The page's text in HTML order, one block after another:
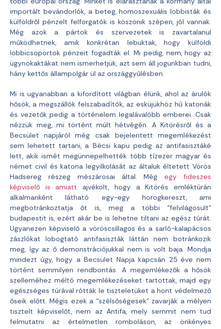
importált bevándorlók, a beteg, homoszexuális lobbisták és
külföldről pénzelt felforgatók is köszönik szépen, jól vannak.
Még azok a pártok és szervezetek is zavartalanul
működhetnek, amik konkrétan lebuktak, hogy külföldi
lobbicsoportok pénzeit fogadták el. Mi pedig, nem, hogy az
ügynökaktákat nem ismerhetjük, azt sem áll jogunkban tudni,
hány kettős állampolgár ül az országgyűlésben.
Mi is ugyanabban a kifordított világban élünk, ahol az árulók
hősök, a megszállók felszabadítók, az esküjükhöz hű katonák
és vezetők pedig a történelem legalávalóbb emberei. Csak
nézzük meg, mi történt múlt hétvégén. A Kitörésről és a
Becsület napjáról még csak bejelentett megemlékezést
sem lehetett tartani, a Bécsi kapu pedig az antifasisztáké
lett, akik ismét megünnepelhették több tízezer magyar és
német civil és katona legyilkolását az általuk éltetett Vörös
Hadsereg részeg mészárosai által. Mégegy fideszes
képviselő is amiatt ajvékolt, hogy a Kitörés emléktúrán
alkalmanként látható egy-egy horogkereszt, ami
megbotránkoztatja őt is, meg a többi “felvilágosult”
budapestit is, ezért akár be is lehetne tiltani az egész túrát.
Ugyanezen képviselő a vöröscsillagos és a sarló-kalapácsos
zászlókat lobogtató antifasiszták láttán nem botránkozik
meg, így az ő demonstrációjukkal nem is volt baja. Mondja
mindezt úgy, hogy a Becsület Napja kapcsán 25 éve nem
történt semmilyen rendbontás. A megemlékezők a hősök
szelleméhez méltó megemlékezéseket tartottak, majd egy
egészséges túrával rótták le tiszteletüket a hont védelmező
őseik előtt. Mégis ezek a “szélsőségesek” zavarják a mélyen
tisztelt képviselőt, nem az Antifa, mely semmit nem tud
felmutatni az értelmetlen romboláson, az önkényes